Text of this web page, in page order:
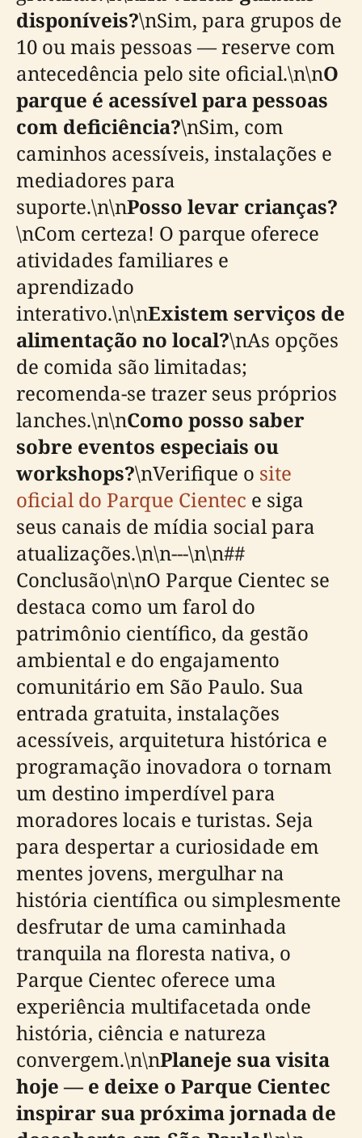
disponíveis?\nSim, para grupos de
10 ou mais pessoas — reserve com
antecedência pelo site oficial.\n\nO
parque é acessível para pessoas
com deficiência?\nSim, com
caminhos acessíveis, instalações e
mediadores para
suporte.\n\nPosso levar crianças?
\nCom certeza! O parque oferece
atividades familiares e
aprendizado
interativo.\n\nExistem serviços de
alimentação no local?\nAs opções
de comida são limitadas;
recomenda-se trazer seus próprios
lanches.\n\nComo posso saber
sobre eventos especiais ou
workshops?\nVerifique o site
oficial do Parque Cientec e siga
seus canais de mídia social para
atualizações.\n\n---\n\n##
Conclusão\n\nO Parque Cientec se
destaca como um farol do
patrimônio científico, da gestão
ambiental e do engajamento
comunitário em São Paulo. Sua
entrada gratuita, instalações
acessíveis, arquitetura histórica e
programação inovadora o tornam
um destino imperdível para
moradores locais e turistas. Seja
para despertar a curiosidade em
mentes jovens, mergulhar na
história científica ou simplesmente
desfrutar de uma caminhada
tranquila na floresta nativa, o
Parque Cientec oferece uma
experiência multifacetada onde
história, ciência e natureza
convergem.\n\nPlaneje sua visita
hoje — e deixe o Parque Cientec
inspirar sua próxima jornada de